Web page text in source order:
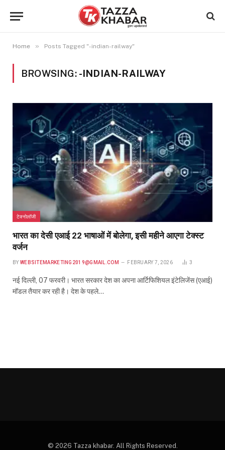
Home » Posts Tagged "-indian-railway"
BROWSING: -INDIAN-RAILWAY
टेक्नोलॉजी
भारत का देसी एआई 22 भाषाओं में बोलेगा, इसी महीने आएगा टेक्स्ट
वर्जन
BY WEBSITEMARKETING2019@GMAIL.COM FEBRUARY 7, 2026 3
नई दिल्ली, 07 फरवरी। भारत सरकार देश का अपना आर्टिफिशियल इंटेलिजेंस (एआई)
मॉडल तैयार कर रही है। देश के पहले…
© 2026 Tazza khabar. All Rights Reserved.